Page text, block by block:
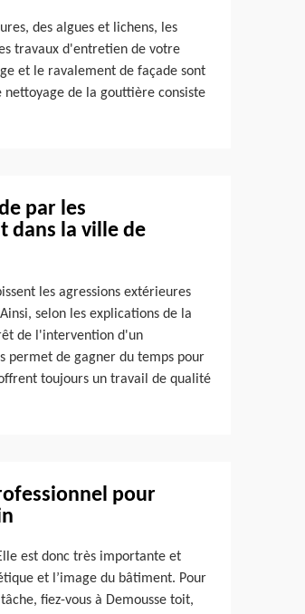
des algues et lichens, les
travaux d'entretien de votre
et le ravalement de façade sont
de la gouttière consiste
par les
dans la ville de
les agressions extérieures
selon les explications de la
de l'intervention d'un
permet de gagner du temps pour
toujours un travail de qualité
pour
est donc très importante et
et l’image du bâtiment. Pour
fiez-vous à Demousse toit,